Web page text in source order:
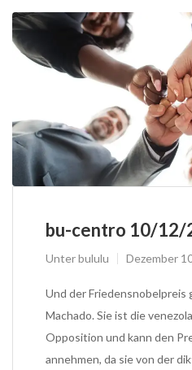
bu-centro 10/12/
Unterbululu Dezember
Und der Friedensnobelpreis
Machado. Sie ist die
Opposition und kann den
annehmen, da sie von der